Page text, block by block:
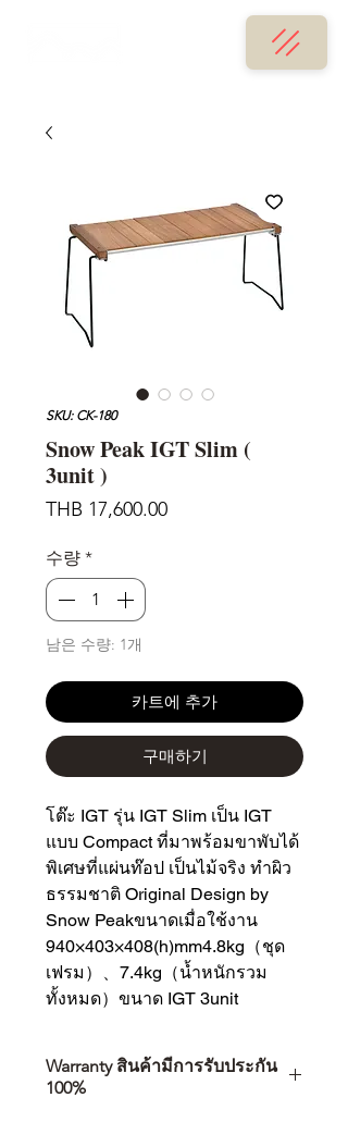
SKU: CK-180
Snow Peak IGT Slim (
3unit )
THB 17,600.00가
수량 *
남은 수량: 1개
카트에 추가
구매하기
โต๊ะ IGT รุ่น IGT Slim เป็น IGT
แบบ Compact ที่มาพร้อมขาพับได้
พิเศษที่แผ่นท๊อป เป็นไม้จริง ทำผิว
ธรรมชาติ Original Design by
Snow Peakขนาดเมื่อใช้งาน
940×403×408(h)mm4.8kg（ชุด
เฟรม）、7.4kg（น้ำหนักรวม
ทั้งหมด）ขนาด IGT 3unit
Warranty สินค้ามีการรับประกัน
100%